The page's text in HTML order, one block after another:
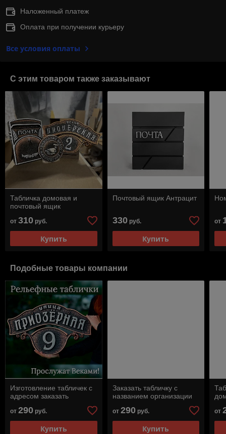
Наложенный платеж
Оплата при получении курьеру
Все условия оплаты
С этим товаром также заказывают
Табличка домовая и
почтовый ящик
от 310 руб.
Купить
Почтовый ящик Антрацит
330руб.
Купить
от
Подобные товары компании
Изготовление табличек с
адресом заказать
от 290 руб.
Купить
Заказать табличку с
названием организации
от 290руб.
Купить
от